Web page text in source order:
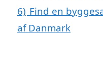
6) Find en
af Danmark